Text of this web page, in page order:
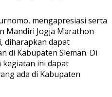
mengapresiasi serta
Mandiri Jogja Marathon
diharapkan dapat
di Kabupaten Sleman. Di
kegiatan ini dapat
ada di Kabupaten